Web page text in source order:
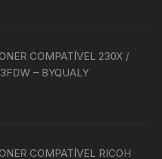
COMPATÍVEL 230X /
– BYQUALY
COMPATÍVEL RICOH